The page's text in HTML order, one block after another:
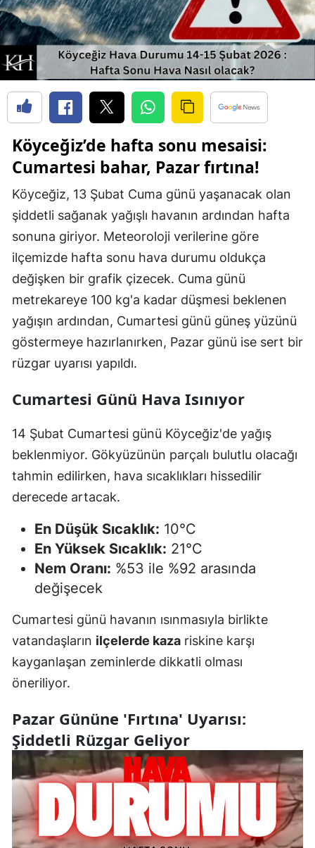
Köyceğiz’de hafta sonu mesaisi:
Cumartesi bahar, Pazar fırtına!
Köyceğiz, 13 Şubat Cuma günü yaşanacak olan
şiddetli sağanak yağışlı havanın ardından hafta
sonuna giriyor. Meteoroloji verilerine göre
ilçemizde hafta sonu hava durumu oldukça
değişken bir grafik çizecek. Cuma günü
metrekareye 100 kg'a kadar düşmesi beklenen
yağışın ardından, Cumartesi günü güneş yüzünü
göstermeye hazırlanırken, Pazar günü ise sert bir
rüzgar uyarısı yapıldı.
Cumartesi Günü Hava Isınıyor
14 Şubat Cumartesi günü Köyceğiz'de yağış
beklenmiyor. Gökyüzünün parçalı bulutlu olacağı
tahmin edilirken, hava sıcaklıkları hissedilir
derecede artacak.
En Düşük Sıcaklık: 10°C
En Yüksek Sıcaklık: 21°C
Nem Oranı: %53 ile %92 arasında
değişecek
Cumartesi günü havanın ısınmasıyla birlikte
vatandaşların ilçelerde kaza riskine karşı
kayganlaşan zeminlerde dikkatli olması
öneriliyor.
Pazar Gününe 'Fırtına' Uyarısı:
Şiddetli Rüzgar Geliyor